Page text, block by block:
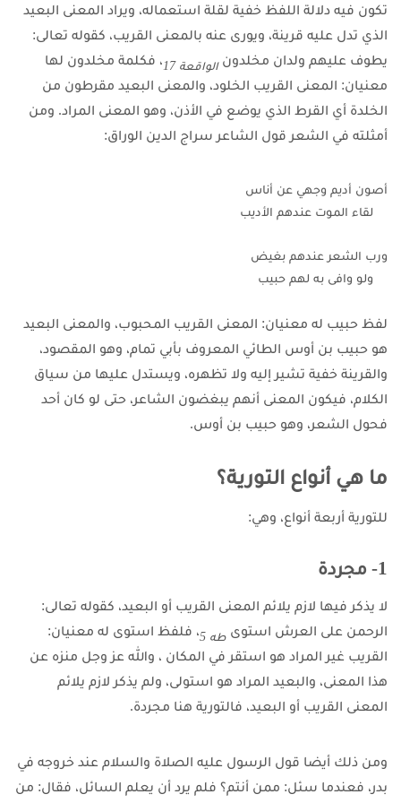
تكون فيه دلالة اللفظ خفية لقلة استعماله، ويراد المعنى البعيد
الذي تدل عليه قرينة، ويورى عنه بالمعنى القريب، كقوله تعالى:
يطوف عليهم ولدان مخلدونالواقعة 17
، فكلمة مخلدون لها
معنيان: المعنى القريب الخلود، والمعنى البعيد مقرطون من
الخلدة أي القرط الذي يوضع في الأذن، وهو المعنى المراد. ومن
أمثلته في الشعر قول الشاعر سراج الدين الوراق:
أصون أديم وجهي عن أناس
    لقاء الموت عندهم الأديب
ورب الشعر عندهم بغيض
    ولو وافى به لهم حبيب
لفظ حبيب له معنيان: المعنى القريب المحبوب، والمعنى البعيد
هو حبيب بن أوس الطائي المعروف بأبي تمام، وهو المقصود،
والقرينة خفية تشير إليه ولا تظهره، ويستدل عليها من سياق
الكلام، فيكون المعنى أنهم يبغضون الشاعر، حتى لو كان أحد
فحول الشعر، وهو حبيب بن أوس.
ما هي أنواع التورية؟
للتورية أربعة أنواع، وهي:
1- مجردة
لا يذكر فيها لازم يلائم المعنى القريب أو البعيد، كقوله تعالى:
الرحمن على العرش استوى طه 5
، فلفظ استوى له معنيان:
القريب غير المراد هو استقر في المكان ، والله عز وجل منزه عن
هذا المعنى، والبعيد المراد هو استولى، ولم يذكر لازم يلائم
المعنى القريب أو البعيد، فالتورية هنا مجردة.
ومن ذلك أيضا قول الرسول عليه الصلاة والسلام عند خروجه في
بدر، فعندما سئل: ممن أنتم؟ فلم يرد أن يعلم السائل، فقال: من